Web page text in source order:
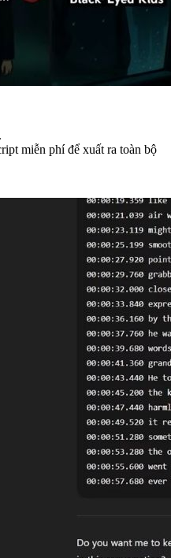
miễn phí để xuất ra toàn bộ